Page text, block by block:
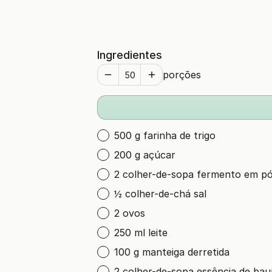
Ingredientes
porções
500 g farinha de trigo
200 g açúcar
2 colher-de-sopa fermento em pó
½ colher-de-chá sal
2 ovos
250 ml leite
100 g manteiga derretida